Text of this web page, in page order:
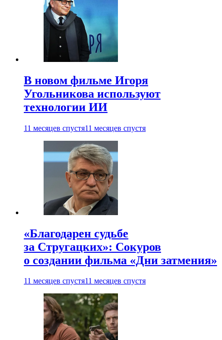
В новом фильме Игоря
Угольникова используют
технологии ИИ
11 месяцев спустя11 месяцев спустя
«Благодарен судьбе
за Стругацких»: Сокуров
о создании фильма «Дни затмения»
11 месяцев спустя11 месяцев спустя